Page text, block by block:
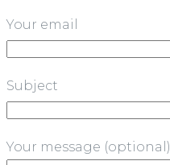
Your email
Subject
Your message (optional)